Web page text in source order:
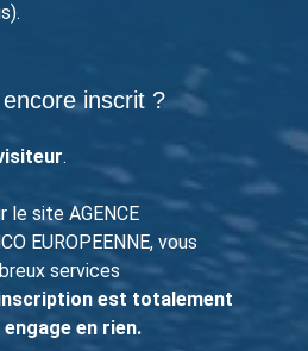
inscrit ?
.
le site AGENCE
EUROPEENNE, vous
services
est totalement
en rien.